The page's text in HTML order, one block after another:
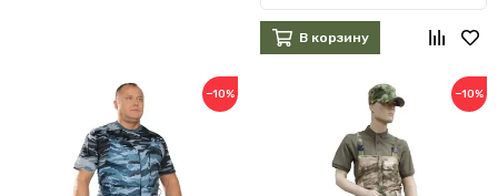
В корзину
−10% −10%